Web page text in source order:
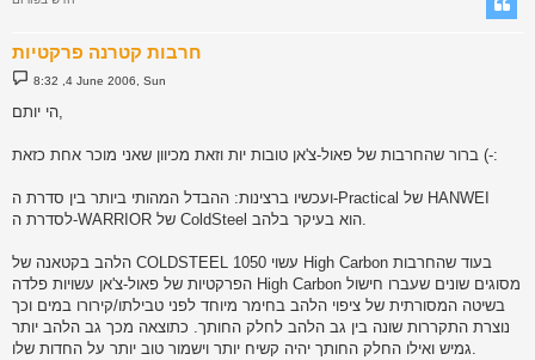
חרבות קטרנה פרקטיות
P
o
t
8:32 ,4 June 2006, Sun
ברור שהחרבות של פאול-צ'אן טובות יות וזאת מכיוון שאני מוכר אחת כזאת (-:
ועכשיו ברצינות: ההבדל המהותי ביותר בין סדרת ה-Practical של HANWEI
הלהב בקטאנה של COLDSTEEL עשוי 1050 High Carbon בעוד שהחרבות
הפרקטיות של פאול-צ'אן עשויות פלדה High Carbon מסוגים שונים שעברו חישול
בשיטה המסורתית של ציפוי הלהב בחימר מיוחד לפני טבילתו/קירורו במים וכך
נוצרת התקררות שונה בין גב הלהב לחלק החותך. כתוצאה מכך גב הלהב יותר